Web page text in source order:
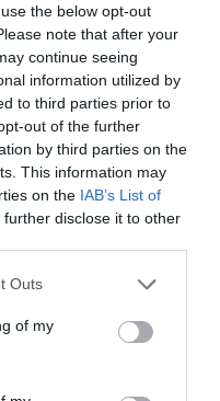
the below opt-out
note that after your
continue seeing
information utilized by
to third parties prior to
out of the further
by third parties on the
This information may
on the IAB’s List of
further disclose it to other
one or more Google
You may click to
its third-party tags to
in below Google
Outs
of my
- Egri
hírekről, kövessen